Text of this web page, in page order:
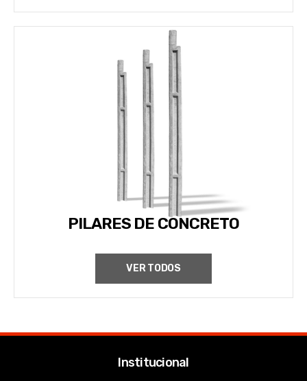
PILARES DE CONCRETO
VER TODOS
Institucional